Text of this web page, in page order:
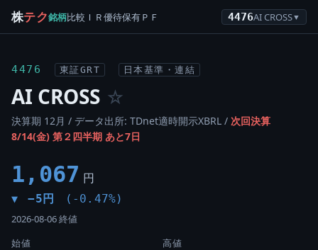
株テク銘柄比較 ＩＲ優待保有ＰＦ 4476AI CROSS▼
4476 東証GRT 日本基準・連結
AI CROSS ☆
決算期 12月 / データ出所: TDnet適時開示XBRL / 次回決算
8/14(金) 第２四半期 あと7日
1,067 円
▼ −5円 (-0.47%)
2026-08-06 終値
始値
高値